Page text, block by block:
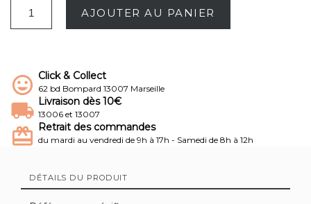
AJOUTER AU PANIER
Click & Collect
62 bd Bompard 13007 Marseille
Livraison dès 10€
13006 et 13007
Retrait des commandes
du mardi au vendredi de 9h à 17h - Samedi de 8h à 12h
DÉTAILS DU PRODUIT